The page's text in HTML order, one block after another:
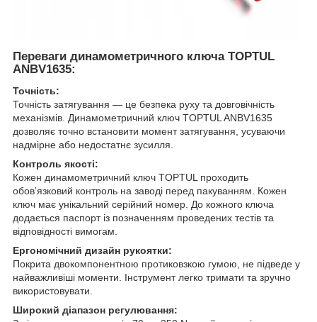
Переваги динамометричного ключа TOPTUL
ANBV1635:
Точність:
Точність затягування — це безпека руху та довговічність
механізмів. Динамометричний ключ TOPTUL ANBV1635
дозволяє точно встановити момент затягування, усуваючи
надмірне або недостатнє зусилля.
Контроль якості:
Кожен динамометричний ключ TOPTUL проходить
обов’язковий контроль на заводі перед пакуванням. Кожен
ключ має унікальний серійний номер. До кожного ключа
додається паспорт із позначенням проведених тестів та
відповідності вимогам.
Ергономічний дизайн рукоятки:
Покрита двокомпонентною протиковзкою гумою, не підведе у
найважливіші моменти. Інструмент легко тримати та зручно
використовувати.
Широкий діапазон регулювання: